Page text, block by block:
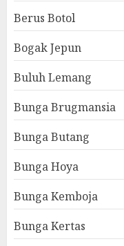
Berus Botol
Bogak Jepun
Buluh Lemang
Bunga Brugmansia
Bunga Butang
Bunga Hoya
Bunga Kemboja
Bunga Kertas